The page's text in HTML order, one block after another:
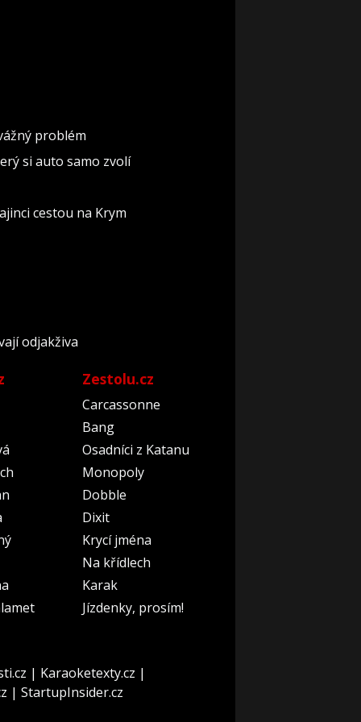
problém
si auto samo zvolí
cestou na Krym
odjakživa
Zestolu.cz
Carcassonne
Bang
Osadníci z Katanu
Monopoly
Dobble
Dixit
Krycí jména
Na křídlech
Karak
Jízdenky, prosím!
| Karaoketexty.cz |
| StartupInsider.cz